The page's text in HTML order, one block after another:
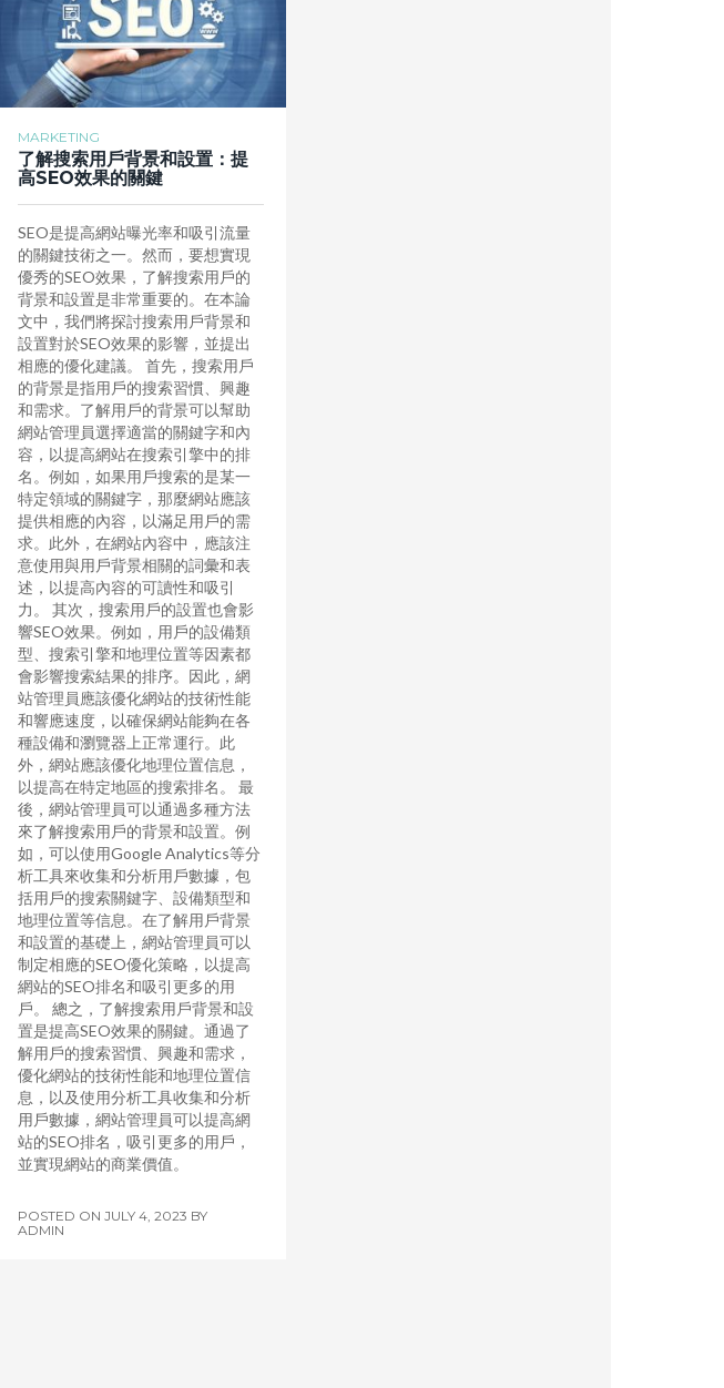
MARKETING
了解搜索用戶背景和設置：提
高SEO效果的關鍵
SEO是提高網站曝光率和吸引流量
的關鍵技術之一。然而，要想實現
優秀的SEO效果，了解搜索用戶的
背景和設置是非常重要的。在本論
文中，我們將探討搜索用戶背景和
設置對於SEO效果的影響，並提出
相應的優化建議。 首先，搜索用戶
的背景是指用戶的搜索習慣、興趣
和需求。了解用戶的背景可以幫助
網站管理員選擇適當的關鍵字和內
容，以提高網站在搜索引擎中的排
名。例如，如果用戶搜索的是某一
特定領域的關鍵字，那麼網站應該
提供相應的內容，以滿足用戶的需
求。此外，在網站內容中，應該注
意使用與用戶背景相關的詞彙和表
述，以提高內容的可讀性和吸引
力。 其次，搜索用戶的設置也會影
響SEO效果。例如，用戶的設備類
型、搜索引擎和地理位置等因素都
會影響搜索結果的排序。因此，網
站管理員應該優化網站的技術性能
和響應速度，以確保網站能夠在各
種設備和瀏覽器上正常運行。此
外，網站應該優化地理位置信息，
以提高在特定地區的搜索排名。 最
後，網站管理員可以通過多種方法
來了解搜索用戶的背景和設置。例
如，可以使用Google Analytics等分
析工具來收集和分析用戶數據，包
括用戶的搜索關鍵字、設備類型和
地理位置等信息。在了解用戶背景
和設置的基礎上，網站管理員可以
制定相應的SEO優化策略，以提高
網站的SEO排名和吸引更多的用
戶。 總之，了解搜索用戶背景和設
置是提高SEO效果的關鍵。通過了
解用戶的搜索習慣、興趣和需求，
優化網站的技術性能和地理位置信
息，以及使用分析工具收集和分析
用戶數據，網站管理員可以提高網
站的SEO排名，吸引更多的用戶，
並實現網站的商業價值。
POSTED ONJULY 4, 2023 BY
ADMIN